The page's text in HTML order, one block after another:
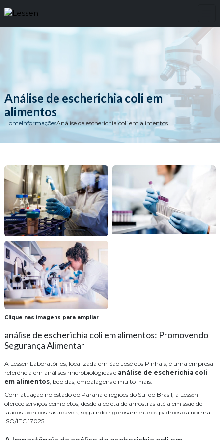
Análise de escherichia coli em
alimentos
HomeInformaçõesAnálise de escherichia coli em alimentos
Clique nas imagens para ampliar
análise de escherichia coli em alimentos: Promovendo
Segurança Alimentar
A Lessen Laboratórios, localizada em São José dos Pinhais, é uma empresa
referência em análises microbiológicas e análise de escherichia coli
em alimentos, bebidas, embalagens e muito mais.
Com atuação no estado do Paraná e regiões do Sul do Brasil, a Lessen
oferece serviços completos, desde a coleta de amostras até a emissão de
laudos técnicos rastreáveis, seguindo rigorosamente os padrões da norma
ISO/IEC 17025.